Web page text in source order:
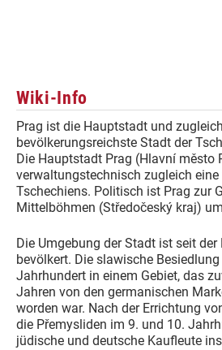
Wiki-Info
Prag ist die Hauptstadt und zugleich
bevölkerungsreichste Stadt der
Die Hauptstadt Prag (Hlavní město
verwaltungstechnisch zugleich eine
Tschechiens. Politisch ist Prag zur
Mittelböhmen (Středočeský kraj)
Die Umgebung der Stadt ist seit
bevölkert. Die slawische
Jahrhundert in einem Gebiet, das
Jahren von den germanischen
worden war. Nach der Errichtung
die Přemysliden im 9. und 10.
jüdische und deutsche Kaufleute